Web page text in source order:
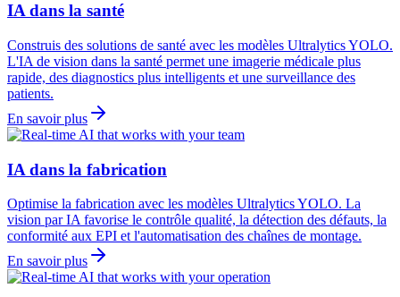
IA dans la santé
Construis des solutions de santé avec les modèles Ultralytics YOLO.
L'IA de vision dans la santé permet une imagerie médicale plus
rapide, des diagnostics plus intelligents et une surveillance des
patients.
En savoir plus
IA dans la fabrication
Optimise la fabrication avec les modèles Ultralytics YOLO. La
vision par IA favorise le contrôle qualité, la détection des défauts, la
conformité aux EPI et l'automatisation des chaînes de montage.
En savoir plus